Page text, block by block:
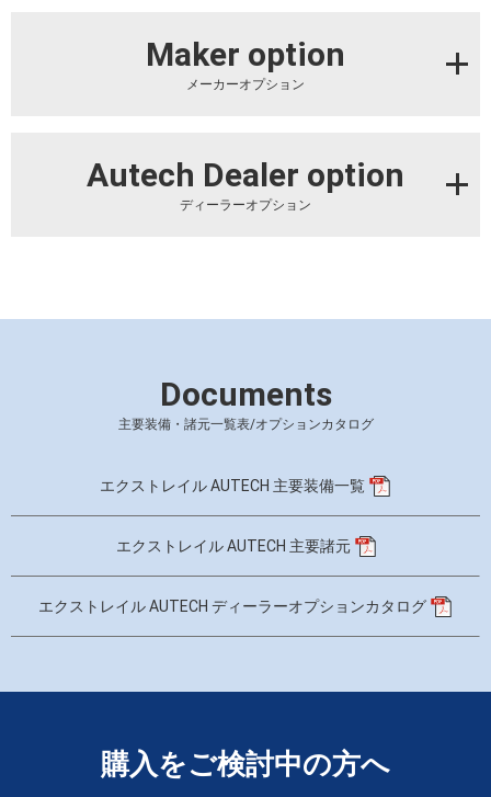
Maker option
メーカーオプション
Autech Dealer option
ディーラーオプション
Documents
主要装備・諸元一覧表/オプションカタログ
エクストレイル AUTECH 主要装備一覧
エクストレイル AUTECH 主要諸元
エクストレイル AUTECH ディーラーオプションカタログ
購入をご検討中の方へ